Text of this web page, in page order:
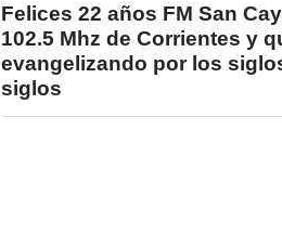
Felices 22 años FM San
102.5 Mhz de Corrientes y
evangelizando por los
siglos